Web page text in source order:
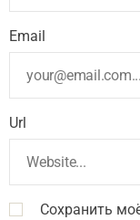
Email
Url
Сохранить